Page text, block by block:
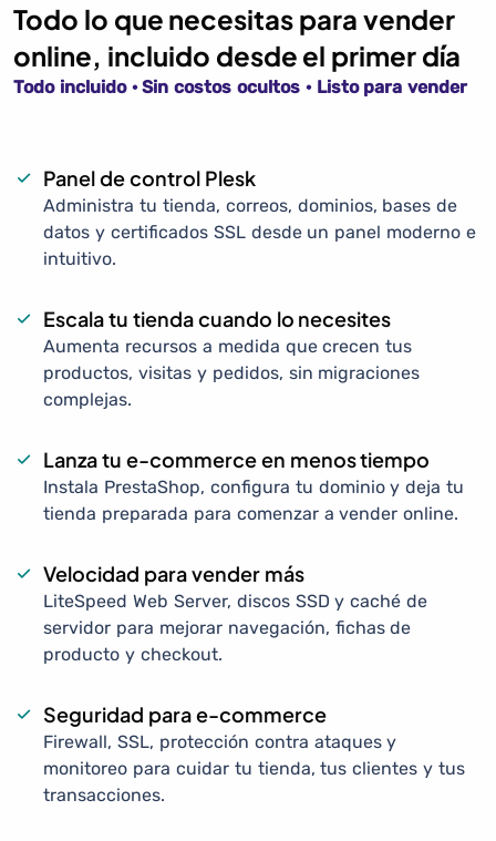
Todo lo que necesitas para vender
online, incluido desde el primer día
Todo incluido · Sin costos ocultos · Listo para vender
Panel de control Plesk
Administra tu tienda, correos, dominios, bases de
datos y certificados SSL desde un panel moderno e
intuitivo.
Escala tu tienda cuando lo necesites
Aumenta recursos a medida que crecen tus
productos, visitas y pedidos, sin migraciones
complejas.
Lanza tu e-commerce en menos tiempo
Instala PrestaShop, configura tu dominio y deja tu
tienda preparada para comenzar a vender online.
Velocidad para vender más
LiteSpeed Web Server, discos SSD y caché de
servidor para mejorar navegación, fichas de
producto y checkout.
Seguridad para e-commerce
Firewall, SSL, protección contra ataques y
monitoreo para cuidar tu tienda, tus clientes y tus
transacciones.